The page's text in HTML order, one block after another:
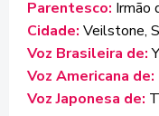
Parentesco: Irmão
Cidade: Veilstone,
Voz Brasileira de:
Voz Americana de:
Voz Japonesa de: